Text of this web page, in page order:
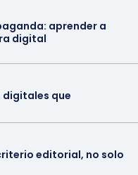
aprender a
digital
digitales que
editorial, no solo